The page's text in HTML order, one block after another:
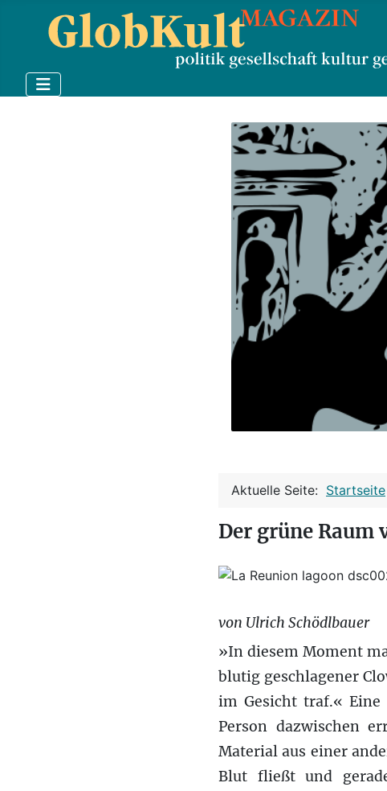
Aktuelle Seite: Startseite
Der grüne Raum
von Ulrich Schödlbauer
»In diesem Moment
blutig geschlagener
im Gesicht traf.« Eine
Person dazwischen
Material aus einer
Blut fließt und